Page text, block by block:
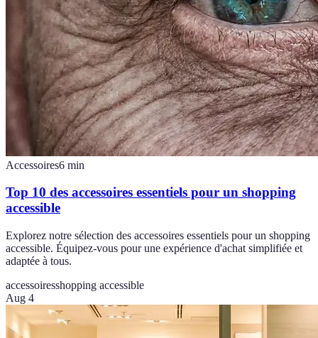
Accessoires6 min
Top 10 des accessoires essentiels pour un shopping
accessible
Explorez notre sélection des accessoires essentiels pour un shopping
accessible. Équipez-vous pour une expérience d'achat simplifiée et
adaptée à tous.
accessoiresshopping accessible
Aug 4